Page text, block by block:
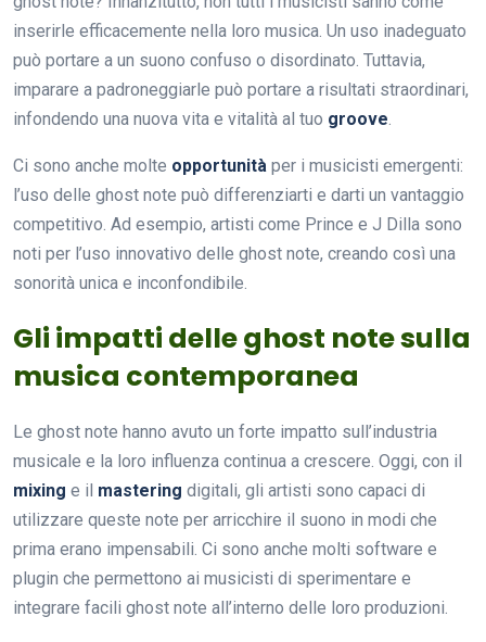
inserirle efficacemente nella loro musica. Un uso inadeguato
può portare a un suono confuso o disordinato. Tuttavia,
imparare a padroneggiarle può portare a risultati straordinari,
infondendo una nuova vita e vitalità al tuo groove.
Ci sono anche molte opportunità per i musicisti emergenti:
l’uso delle ghost note può differenziarti e darti un vantaggio
competitivo. Ad esempio, artisti come Prince e J Dilla sono
noti per l’uso innovativo delle ghost note, creando così una
sonorità unica e inconfondibile.
Gli impatti delle ghost note sulla
musica contemporanea
Le ghost note hanno avuto un forte impatto sull’industria
musicale e la loro influenza continua a crescere. Oggi, con il
mixing e il mastering digitali, gli artisti sono capaci di
utilizzare queste note per arricchire il suono in modi che
prima erano impensabili. Ci sono anche molti software e
plugin che permettono ai musicisti di sperimentare e
integrare facili ghost note all’interno delle loro produzioni.